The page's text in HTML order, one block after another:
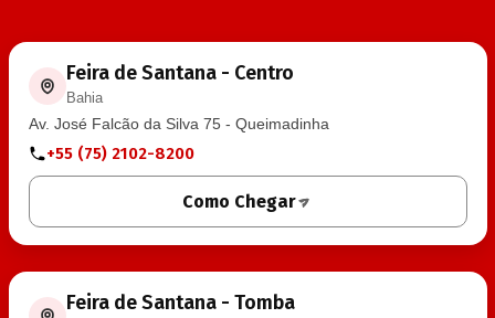
Feira de Santana - Centro
Bahia
Av. José Falcão da Silva 75 - Queimadinha
+55 (75) 2102-8200
Como Chegar
Feira de Santana - Tomba